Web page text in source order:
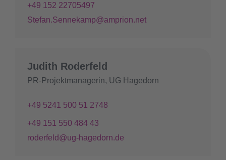
+49 152 22705497
Stefan.Sennekamp@amprion.net
Judith Roderfeld
PR-Projektmanagerin, UG Hagedorn
+49 5241 500 51 2748
+49 151 550 484 43
roderfeld@ug-hagedorn.de